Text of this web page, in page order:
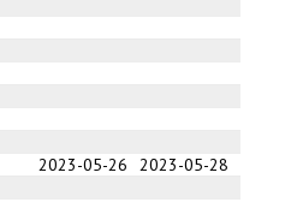
2023-05-26
2023-05-28